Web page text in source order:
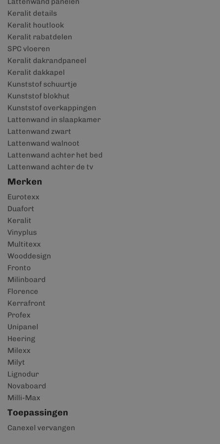
Keralit details
Keralit houtlook
Keralit rabatdelen
SPC vloeren
Keralit dakrandpaneel
Keralit dakkapel
Kunststof schuurtje
Kunststof blokhut
Kunststof overkappingen
Lattenwand in slaapkamer
Lattenwand zwart
Lattenwand walnoot
Lattenwand achter het bed
Lattenwand achter de tv
Merken
Eurotexx
Duafort
Keralit
Vinyplus
Multitexx
Wooddesign
Fronto
Milinboard
Florence
Kerrafront
Profex
Unipanel
Heering
Milexx
Milyt
Lignodur
Novaboard
Milli-Max
Toepassingen
Canexel vervangen